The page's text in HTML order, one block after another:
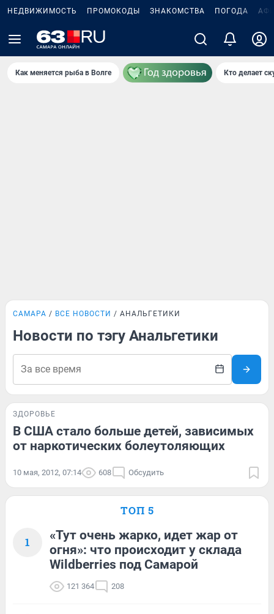
НЕДВИЖИМОСТЬ ПРОМОКОДЫ ЗНАКОМСТВА ПОГОДА
Как меняется рыба в Волге Кто делает
САМАРА ВСЕ НОВОСТИ АНАЛЬГЕТИКИ
Новости по тэгу Анальгетики
ЗДОРОВЬЕ
В США стало больше детей, зависимых
от наркотических болеутоляющих
10 мая, 2012, 07:14 608 Обсудить
ТОП 5
1
«Тут очень жарко, идет жар от
огня»: что происходит у склада
Wildberries под Самарой
121 364 208